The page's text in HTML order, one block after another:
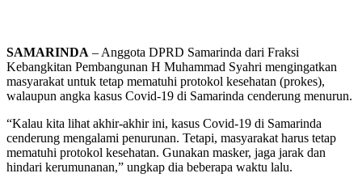
SAMARINDA – Anggota DPRD Samarinda dari Fraksi
Kebangkitan Pembangunan H Muhammad Syahri mengingatkan
masyarakat untuk tetap mematuhi protokol kesehatan (prokes),
walaupun angka kasus Covid-19 di Samarinda cenderung menurun.
“Kalau kita lihat akhir-akhir ini, kasus Covid-19 di Samarinda
cenderung mengalami penurunan. Tetapi, masyarakat harus tetap
mematuhi protokol kesehatan. Gunakan masker, jaga jarak dan
hindari kerumunanan,” ungkap dia beberapa waktu lalu.